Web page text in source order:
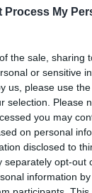
Process My
the sale, sharing
or sensitive
us, please use
selection. Please
you may
on personal
disclosed to
separately opt-out
information
mint például
Smartest Guys
katonák által
díjas Taxi to
portréja
pedofil-
in the
sztori
története, 2013)